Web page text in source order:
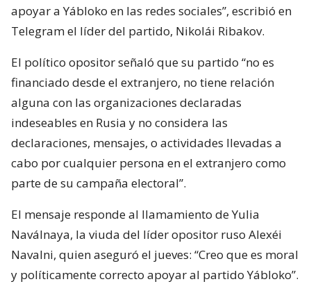
apoyar a Yábloko en las redes sociales”, escribió en
Telegram el líder del partido, Nikolái Ribakov.
El político opositor señaló que su partido “no es
financiado desde el extranjero, no tiene relación
alguna con las organizaciones declaradas
indeseables en Rusia y no considera las
declaraciones, mensajes, o actividades llevadas a
cabo por cualquier persona en el extranjero como
parte de su campaña electoral”.
El mensaje responde al llamamiento de Yulia
Naválnaya, la viuda del líder opositor ruso Alexéi
Navalni, quien aseguró el jueves: “Creo que es moral
y políticamente correcto apoyar al partido Yábloko”.